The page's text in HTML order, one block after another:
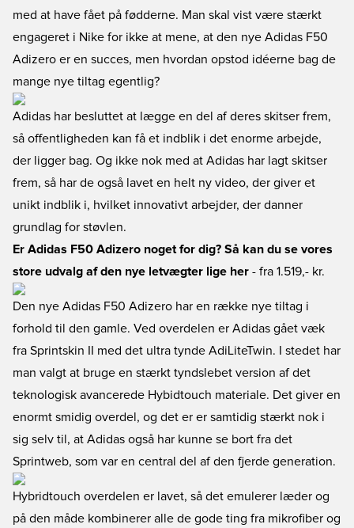
med at have fået på fødderne. Man skal vist være stærkt
engageret i Nike for ikke at mene, at den nye Adidas F50
Adizero er en succes, men hvordan opstod idéerne bag de
mange nye tiltag egentlig?
Adidas har besluttet at lægge en del af deres skitser frem,
så offentligheden kan få et indblik i det enorme arbejde,
der ligger bag. Og ikke nok med at Adidas har lagt skitser
frem, så har de også lavet en helt ny video, der giver et
unikt indblik i, hvilket innovativt arbejder, der danner
grundlag for støvlen.
Er Adidas F50 Adizero noget for dig? Så kan du se vores
store udvalg af den nye letvægter lige her - fra 1.519,- kr.
Den nye Adidas F50 Adizero har en række nye tiltag i
forhold til den gamle. Ved overdelen er Adidas gået væk
fra Sprintskin II med det ultra tynde AdiLiteTwin. I stedet har
man valgt at bruge en stærkt tyndslebet version af det
teknologisk avancerede Hybidtouch materiale. Det giver en
enormt smidig overdel, og det er er samtidig stærkt nok i
sig selv til, at Adidas også har kunne se bort fra det
Sprintweb, som var en central del af den fjerde generation.
Hybridtouch overdelen er lavet, så det emulerer læder og
på den måde kombinerer alle de gode ting fra mikrofiber og